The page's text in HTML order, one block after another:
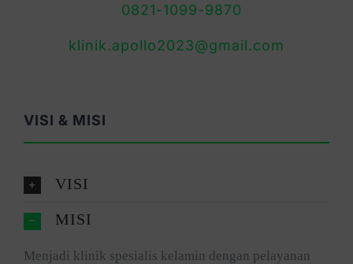
0821-1099-9870
klinik.apollo2023@gmail.com
VISI & MISI
VISI
MISI
Menjadi klinik spesialis kelamin dengan pelayanan